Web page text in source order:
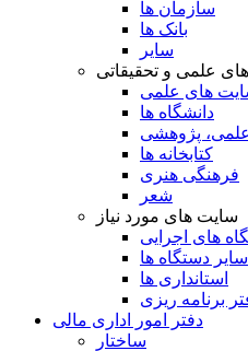
سازمان ها
بانک ها
سایر
علمی و تحقیقاتی
های علمی
دانشگاه ها
پژوهشی
کتابخانه ها
فرهنگی هنری
شعر
سایت های مورد نیاز
های اجرایی
سایر دستگاه ها
استانداری ها
برنامه ریزی
دفتر امور اداری مالی
ساختار